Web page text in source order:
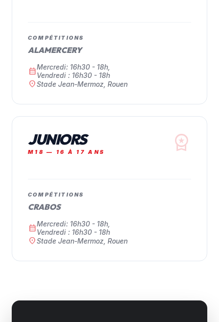
COMPÉTITIONS
ALAMERCERY
calendar_monthMercredi: 16h30 - 18h,
Vendredi : 16h30 - 18h
location_onStade Jean-Mermoz, Rouen
JUNIORS
M18 — 16 À 17 ANS workspace_premium
COMPÉTITIONS
CRABOS
calendar_monthMercredi: 16h30 - 18h,
Vendredi : 16h30 - 18h
location_onStade Jean-Mermoz, Rouen